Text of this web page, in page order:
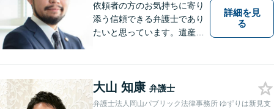
依頼者の方のお気持ちに寄り
添う信頼できる弁護士であり
たいと思っています。遺産分
にご相談ください。
詳細を見
る
大山 知康 弁護士
弁護士法人岡山パブリック法律事務所 ゆずりは新見支